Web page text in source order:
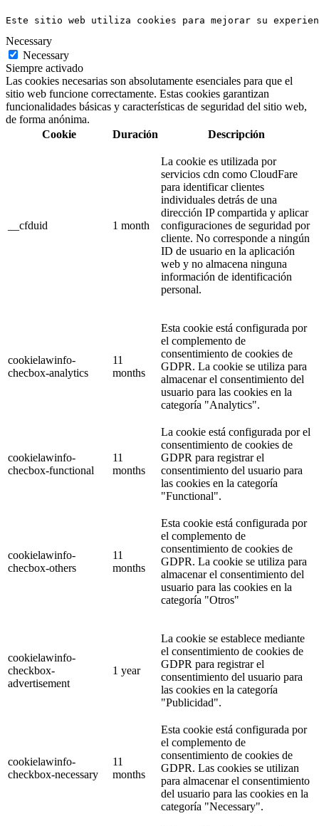
Este sitio web utiliza cookies para mejorar su
Necessary
Necessary
Siempre activado
Las cookies necesarias son absolutamente esenciales para que el
sitio web funcione correctamente. Estas cookies garantizan
funcionalidades básicas y características de seguridad del sitio web,
de forma anónima.
Cookie
Duración Descripción
__cfduid 1 month
La cookie es utilizada por
servicios cdn como CloudFare
para identificar clientes
individuales detrás de una
dirección IP compartida y aplicar
configuraciones de seguridad por
cliente. No corresponde a ningún
ID de usuario en la aplicación
web y no almacena ninguna
información de identificación
personal.
cookielawinfo-
checbox-analytics
11
months
Esta cookie está configurada por
el complemento de
consentimiento de cookies de
GDPR. La cookie se utiliza para
almacenar el consentimiento del
usuario para las cookies en la
categoría "Analytics".
cookielawinfo-
checbox-functional
11
months
La cookie está configurada por el
consentimiento de cookies de
GDPR para registrar el
consentimiento del usuario para
las cookies en la categoría
"Functional".
cookielawinfo-
checbox-others
11
months
Esta cookie está configurada por
el complemento de
consentimiento de cookies de
GDPR. La cookie se utiliza para
almacenar el consentimiento del
usuario para las cookies en la
categoría "Otros"
cookielawinfo-
checkbox-
advertisement
1 year
La cookie se establece mediante
el consentimiento de cookies de
GDPR para registrar el
consentimiento del usuario para
las cookies en la categoría
"Publicidad".
cookielawinfo-
checkbox-necessary
11
months
Esta cookie está configurada por
el complemento de
consentimiento de cookies de
GDPR. Las cookies se utilizan
para almacenar el consentimiento
del usuario para las cookies en la
categoría "Necessary".